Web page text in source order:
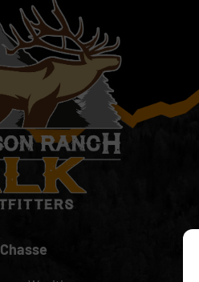
Chasse